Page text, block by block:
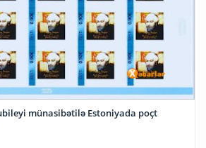
münasibətilə Estoniyada poçt